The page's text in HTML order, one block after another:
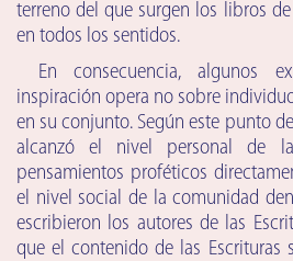
terreno del que surgen los libros
en todos los sentidos.
En consecuencia, algunos
inspiración opera no sobre
en su conjunto. Según este punto
alcanzó el nivel personal de
pensamientos proféticos
el nivel social de la comunidad
escribieron los autores de las
que el contenido de las Escrituras